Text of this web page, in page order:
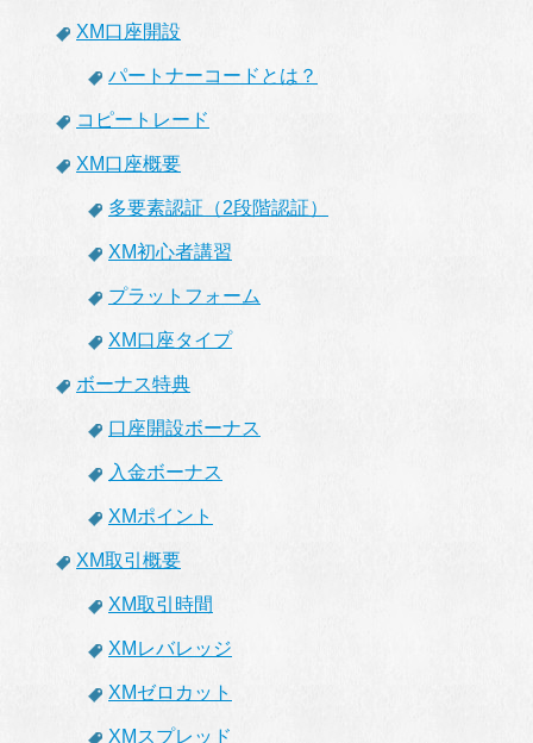
XM口座開設
パートナーコードとは？
コピートレード
XM口座概要
多要素認証（2段階認証）
XM初心者講習
プラットフォーム
XM口座タイプ
ボーナス特典
口座開設ボーナス
入金ボーナス
XMポイント
XM取引概要
XM取引時間
XMレバレッジ
XMゼロカット
XMスプレッド